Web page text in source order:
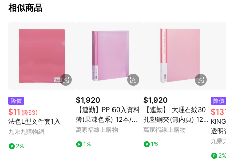
行為，不具贈點資格，部分退款不在此限。 6. APP 請更新至
貨後 45 天後發送。 8. 群眾募資商品，禮物卡，開館保證金，補
運費，攤位費等不具贈點資格。 9. LINE 購物站上之商品規格、
顏色、價位、贈品如與 Pinkoi 商品資訊頁及購物車不符，以
則請以點數紅包活動說明為準。 11. 若於 LINE 購物前往 Pinkoi
頁面後才首次下載 Pinkoi APP 並完成訂單，不符合導購資格；承
上，首次下載 Pinkoi APP 後，需透過 LINE 購物前往 Pinkoi 頁
相似商品
降價
$11 (降$3)
法色L型文件套1入
九乘九購物網
2%
$1,920
【連勤】PP 60入資料
簿(果凍色系) 12本/箱
LC-60JL-多款可選
萬家福線上購物
1%
$1,920
【連勤】 大理石紋30
孔塑鋼夾(無內頁) 12
本/箱 LC-340-0-多款
萬家福線上購物
1%
降價
透明
九乘